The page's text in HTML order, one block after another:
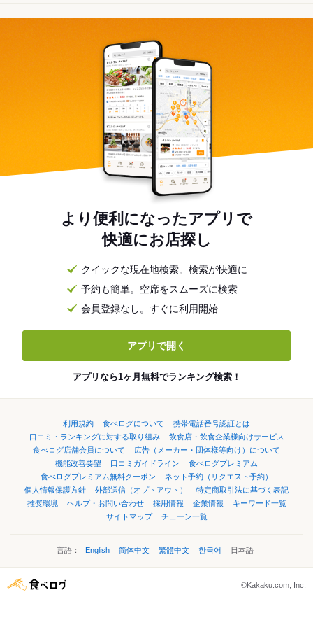
より便利になったアプリで
快適にお店探し
クイックな現在地検索。検索が快適に
予約も簡単。空席をスムーズに検索
会員登録なし。すぐに利用開始
アプリで開く
アプリなら1ヶ月無料でランキング検索！
利用規約 食べログについて
携帯電話番号認証とは
口コミ・ランキングに対する取り組み
飲食店・飲食企業様向けサービス
食べログ店舗会員について
広告（メーカー・団体様等向け）について
機能改善要望
口コミガイドライン
食べログプレミアム
食べログプレミアム無料クーポン
ネット予約（リクエスト予約）
個人情報保護方針
外部送信（オプトアウト）
特定商取引法に基づく表記
推奨環境
ヘルプ・お問い合わせ 採用情報 企業情報
キーワード一覧
サイトマップ
チェーン一覧
言語： English 简体中文 繁體中文 한국어 日本語
©Kakaku.com, Inc.